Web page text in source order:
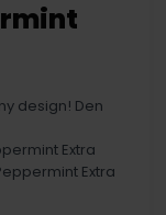
design! Den
Extra
Extra